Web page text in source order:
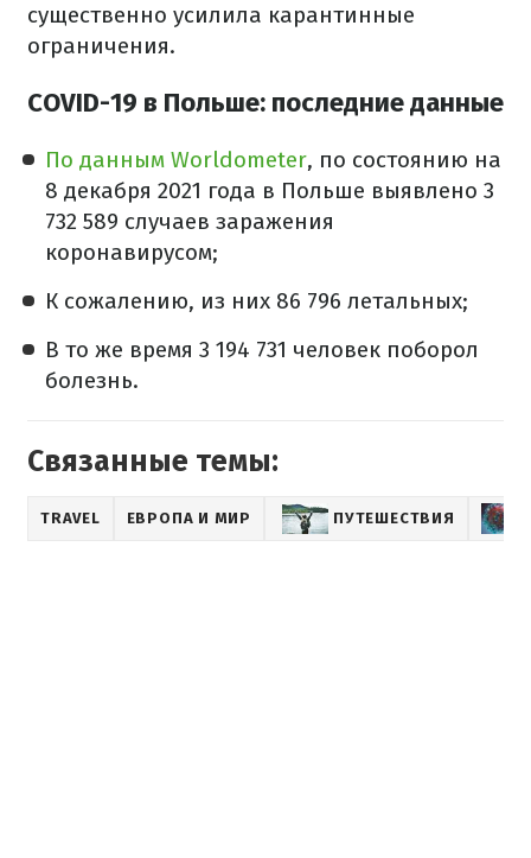
существенно усилила карантинные
ограничения.
COVID-19 в Польше: последние данные
По данным Worldometer, по состоянию на
8 декабря 2021 года в Польше выявлено 3
732 589 случаев заражения
коронавирусом;
К сожалению, из них 86 796 летальных;
В то же время 3 194 731 человек поборол
болезнь.
Связанные темы:
TRAVEL ЕВРОПА И МИР ПУТЕШЕСТВИЯ